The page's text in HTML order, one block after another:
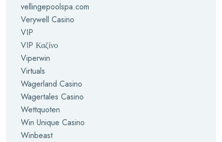
vellingepoolspa.com
Verywell Casino
VIP
VIP Καζίνο
Viperwin
Virtuals
Wagerland Casino
Wagertales Casino
Wettquoten
Win Unique Casino
Winbeast